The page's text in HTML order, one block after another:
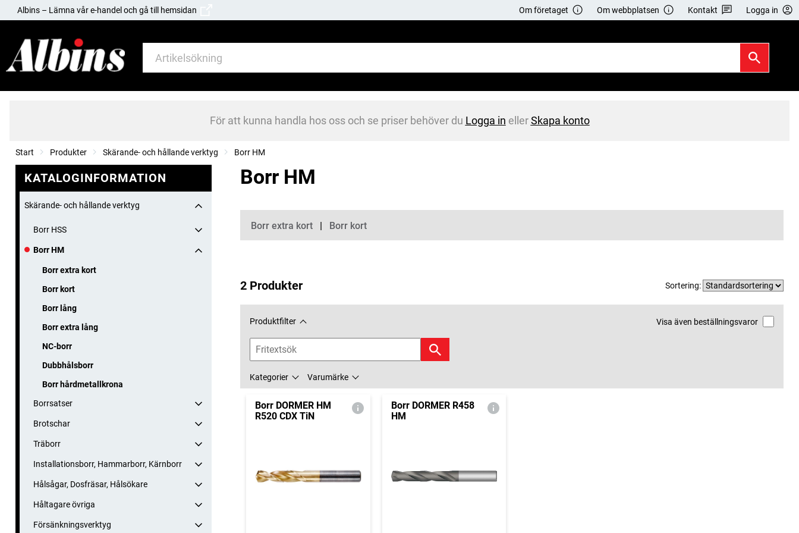
Albins – Lämna vår e-handel och gå till hemsidan Om företaget Om webbplatsen Kontakt Logga in
För att kunna handla hos oss och se priser behöver du Logga in ellerSkapa konto
Start Produkter Skärande- och hållande verktyg Borr HM
KATALOGINFORMATION
Skärande- och hållande verktyg
Borr HSS
Borr HM
Borr extra kort
Borr kort
Borr lång
Borr extra lång
NC-borr
Dubbhålsborr
Borr hårdmetallkrona
Borrsatser
Brotschar
Träborr
Installationsborr, Hammarborr, Kärnborr
Hålsågar, Dosfräsar, Hålsökare
Håltagare övriga
Försänkningsverktyg
Borr HM
Kategorier
Borr extra kort Borr kort
2 Produkter Sortering:
Produktfilter Visa även beställningsvaror
Kategorier Varumärke
Borr DORMER HM
R520 CDX TiN
Borr DORMER R458
HM